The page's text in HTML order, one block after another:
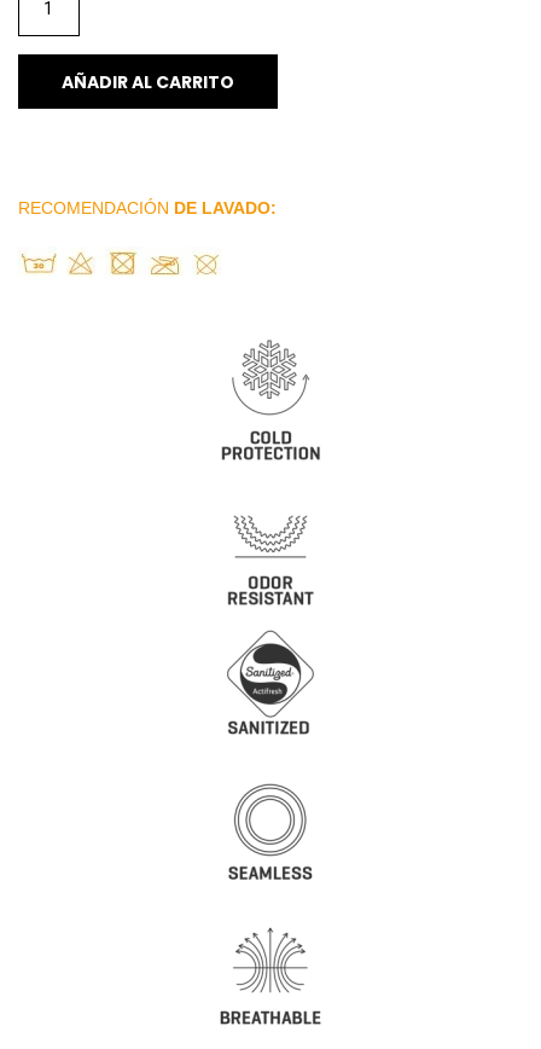
AÑADIR AL CARRITO
RECOMENDACIÓN DE LAVADO: